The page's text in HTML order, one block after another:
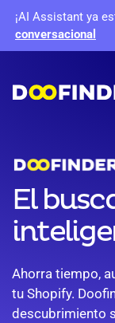
¡AI Assistant ya
conversacional
El
Ahorra tiempo,
tu Shopify.
descubrimiento